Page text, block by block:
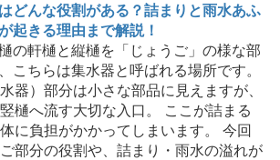
どんな役割がある？詰まりと雨水あふ
起きる理由まで解説！
の軒樋と縦樋を「じょうご」の様な部
こちらは集水器と呼ばれる場所です。
器）部分は小さな部品に見えますが、
樋へ流す大切な入口。 ここが詰まる
に負担がかかってしまいます。 今回
部分の役割や、詰まり・雨水の溢れが